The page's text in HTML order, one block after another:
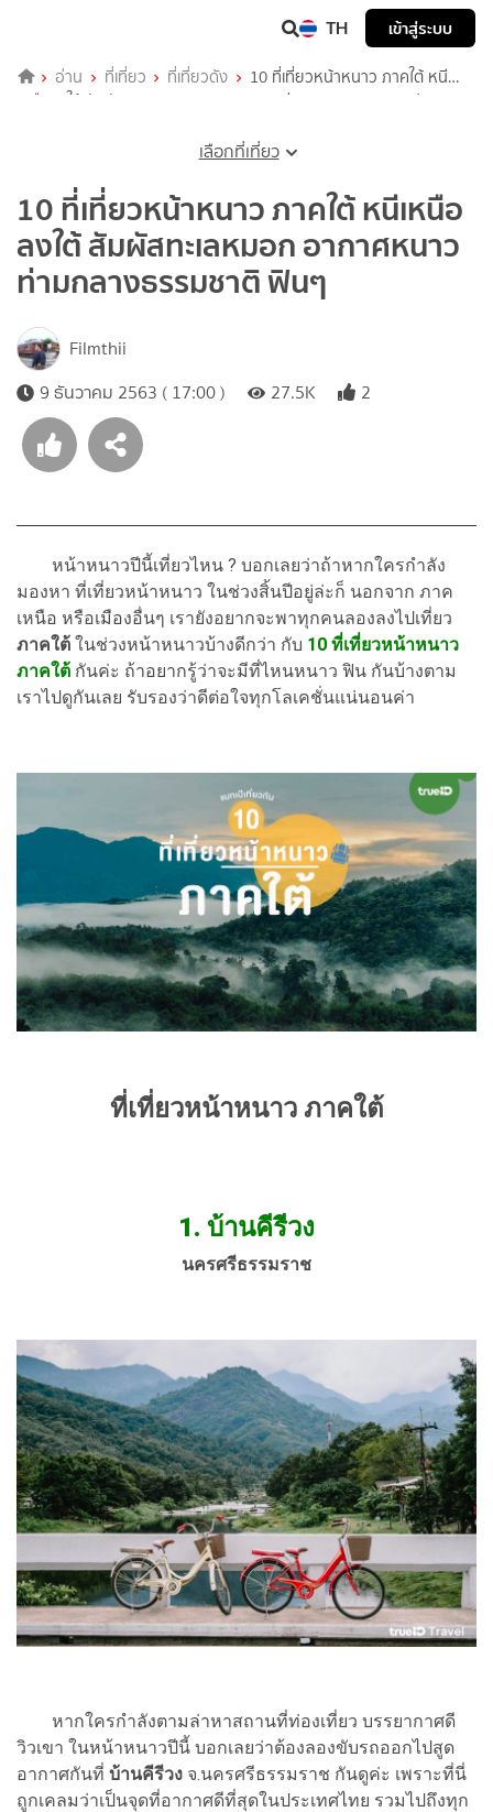
TH เข้าสู่ระบบ
อ่าน ที่เที่ยว ที่เที่ยวดัง
10 ที่เที่ยวหน้าหนาว ภาคใต้ หนี
เหนือลงใต้ สัมผัสทะเลหมอก อากาศหนาว ท่ามกลางธรรมชาติ ฟินๆ
เลือกที่เที่ยว
10 ที่เที่ยวหน้าหนาว ภาคใต้ หนีเหนือ
ลงใต้ สัมผัสทะเลหมอก อากาศหนาว
ท่ามกลางธรรมชาติ ฟินๆ
Filmthii
9 ธันวาคม 2563 ( 17:00 )
27.5K 2
หน้าหนาวปีนี้เที่ยวไหน ? บอกเลยว่าถ้าหากใครกำลัง
มองหา ที่เที่ยวหน้าหนาว ในช่วงสิ้นปีอยู่ล่ะก็ นอกจาก ภาค
เหนือ หรือเมืองอื่นๆ เรายังอยากจะพาทุกคนลองลงไปเที่ยว
ภาคใต้ ในช่วงหน้าหนาวบ้างดีกว่า กับ 10 ที่เที่ยวหน้าหนาว
ภาคใต้ กันค่ะ ถ้าอยากรู้ว่าจะมีที่ไหนหนาว ฟิน กันบ้างตาม
เราไปดูกันเลย รับรองว่าดีต่อใจทุกโลเคชั่นแน่นอนค่า
ที่เที่ยวหน้าหนาว ภาคใต้
1. บ้านคีรีวง
นครศรีธรรมราช
หากใครกำลังตามล่าหาสถานที่ท่องเที่ยว บรรยากาศดี
วิวเขา ในหน้าหนาวปีนี้ บอกเลยว่าต้องลองขับรถออกไปสูด
อากาศกันที่ บ้านคีรีวง จ.นครศรีธรรมราช กันดูค่ะ เพราะที่นี่
ถูกเคลมว่าเป็นจุดที่อากาศดีที่สุดในประเทศไทย รวมไปถึงทุก